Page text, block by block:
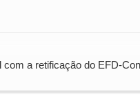
a retificação do EFD-